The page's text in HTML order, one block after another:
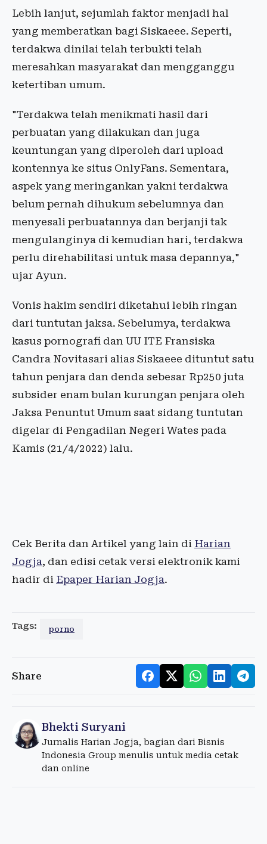
Lebih lanjut, sejumlah faktor menjadi hal
yang memberatkan bagi Siskaeee. Seperti,
terdakwa dinilai telah terbukti telah
meresahkan masyarakat dan mengganggu
ketertiban umum.
"Terdakwa telah menikmati hasil dari
perbuatan yang dilakukan dan juga
keuntungan yang diperoleh dari upload
kontennya ke situs OnlyFans. Sementara,
aspek yang meringankan yakni terdakwa
belum pernah dihukum sebelumnya dan
menyesali perbuatannya dan berjanji tak
mengulanginya di kemudian hari, terdakwa
perlu direhabilitasi untuk masa depannya,"
ujar Ayun.
Vonis hakim sendiri diketahui lebih ringan
dari tuntutan jaksa. Sebelumya, terdakwa
kasus pornografi dan UU ITE Fransiska
Candra Novitasari alias Siskaeee dituntut satu
tahun penjara dan denda sebesar Rp250 juta
subsider enam bulan kurungan penjara oleh
Jaksa Penuntut Umum saat sidang tuntutan
digelar di Pengadilan Negeri Wates pada
Kamis (21/4/2022) lalu.
Cek Berita dan Artikel yang lain di Harian
Jogja, dan edisi cetak versi elektronik kami
hadir di Epaper Harian Jogja.
Tags: porno
Share
Bhekti Suryani
Jurnalis Harian Jogja, bagian dari Bisnis
Indonesia Group menulis untuk media cetak
dan online